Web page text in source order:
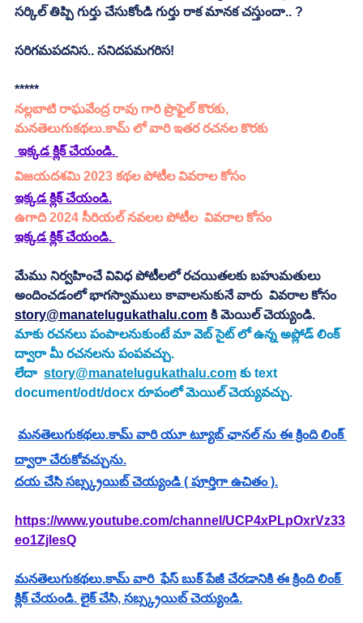
సర్కిల్ తిప్పి గుర్తు చేసుకోండి గుర్తు రాక మానక చస్తుందా.. ?
సరిగమపదనిస.. సనిదపమగరిస!
*****
నల్లబాటి రాఘవేంద్ర రావు గారి ప్రొఫైల్ కొరకు,
మనతెలుగుకథలు.కామ్ లో వారి ఇతర రచనల కొరకు
ఇక్కడ క్లిక్ చేయండి.
విజయదశమి 2023 కథల పోటీల వివరాల కోసం
ఇక్కడ క్లిక్ చేయండి.
ఉగాది 2024 సీరియల్ నవలల పోటీల  వివరాల కోసం
ఇక్కడ క్లిక్ చేయండి.
మేము నిర్వహించే వివిధ పోటీలలో రచయితలకు బహుమతులు
అందించడంలో భాగస్వాములు కావాలనుకునే వారు  వివరాల కోసం
story@manatelugukathalu.com కి మెయిల్ చెయ్యండి.
మాకు రచనలు పంపాలనుకుంటే మా వెబ్ సైట్ లో ఉన్న అప్లోడ్ లింక్
ద్వారా మీ రచనలను పంపవచ్చు.
లేదా story@manatelugukathalu.com కు text
document/odt/docx రూపంలో మెయిల్ చెయ్యవచ్చు.
మనతెలుగుకథలు.కామ్ వారి యూ ట్యూబ్ ఛానల్ ను ఈ క్రింది లింక్
ద్వారా చేరుకోవచ్చును.
దయ చేసి సబ్స్క్రయిబ్ చెయ్యండి ( పూర్తిగా ఉచితం ).
https://www.youtube.com/channel/UCP4xPLpOxrVz33
eo1ZjlesQ
మనతెలుగుకథలు.కామ్ వారి  ఫేస్ బుక్ పేజీ చేరడానికి ఈ క్రింది లింక్
క్లిక్ చేయండి. లైక్ చేసి, సబ్స్క్రయిబ్ చెయ్యండి.